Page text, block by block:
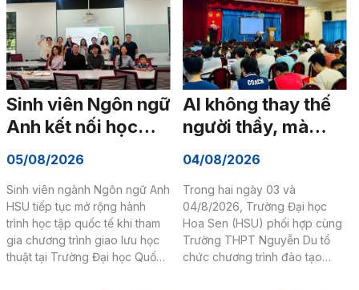
phía sau mỗi kết quả ấy vẫn là
những câu chuyện rất riêng về
cách người trẻ học cách tin
vào lựa chọn, bước qua những
hoài nghi và trưởng thành theo
nhịp độ của chính...
chia sẻ tại Final Talk còn cho
thấy một hành trình khác: khi
sinh viên được tự do khám
phá, được thử sức, được kết
nối và có những người đồng
hành đủ tin tưởng để các bạn
dám bước...
Sinh viên Ngôn ngữ
Anh kết nối học
thuật, mở rộng
hành trình hội nhập
tại Trường Đại học
Quốc gia Malaysia
05/08/2026
Sinh viên ngành Ngôn ngữ Anh
HSU tiếp tục mở rộng hành
trình học tập quốc tế khi tham
gia chương trình giao lưu học
thuật tại Trường Đại học Quốc
AI không thay thế
người thầy, mà
giúp người thầy có
thêm thời gian để
truyền cảm hứng
04/08/2026
Trong hai ngày 03 và
04/8/2026, Trường Đại học
Hoa Sen (HSU) phối hợp cùng
Trường THPT Nguyễn Du tổ
chức chương trình đào tạo